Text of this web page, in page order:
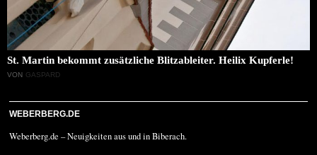
St. Martin bekommt zusätzliche Blitzableiter. Heilix Kupferle!
VON GASPARD
WEBERBERG.DE
Weberberg.de – Neuigkeiten aus und in Biberach.